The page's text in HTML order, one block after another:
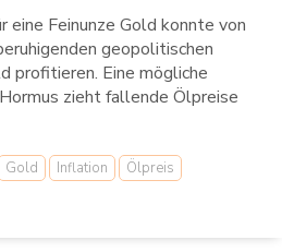
eine Feinunze Gold konnte von
geopolitischen
profitieren. Eine mögliche
zieht fallende Ölpreise
Gold Inflation
Ölpreis